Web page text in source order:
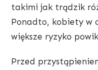
takimi jak trądzik
Ponadto, kobiety w
większe ryzyko
Przed